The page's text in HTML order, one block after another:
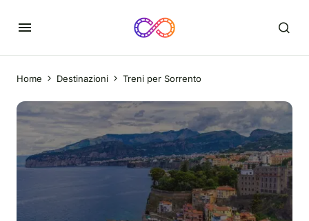
Home Destinazioni Treni per Sorrento